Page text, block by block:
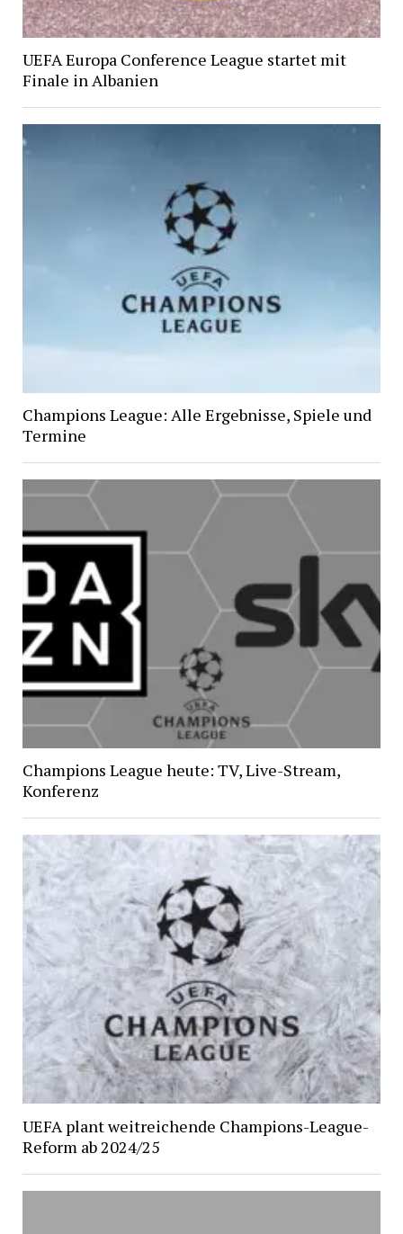
UEFA Europa Conference League startet mit
Finale in Albanien
Champions League: Alle Ergebnisse, Spiele und
Termine
Champions League heute: TV, Live-Stream,
Konferenz
UEFA plant weitreichende Champions-League-
Reform ab 2024/25